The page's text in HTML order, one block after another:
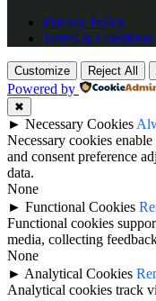
Privacy Policy
Terms & Condition
Customize Reject All
Powered by
✖
► Necessary Cookies
Necessary cookies
and consent preference
data.
None
► Functional Cookies
Functional cookies
media, collecting
None
► Analytical Cookies
Analytical cookies track